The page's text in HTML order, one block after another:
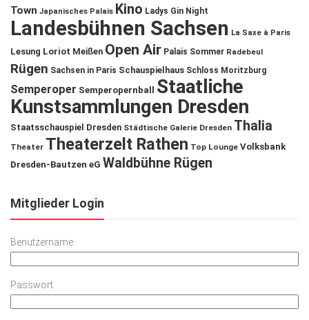
Town Japanisches Palais Kino Ladys Gin Night
Landesbühnen Sachsen La Saxe à Paris
Lesung Loriot Meißen Open Air Palais Sommer Radebeul
Rügen Sachsen in Paris Schauspielhaus Schloss Moritzburg
Semperoper Semperopernball
Staatliche
Kunstsammlungen Dresden
Staatsschauspiel Dresden Städtische Galerie Dresden Thalia
Theater Theaterzelt Rathen Top Lounge Volksbank
Dresden-Bautzen eG Waldbühne Rügen
Mitglieder Login
Benutzername
Passwort